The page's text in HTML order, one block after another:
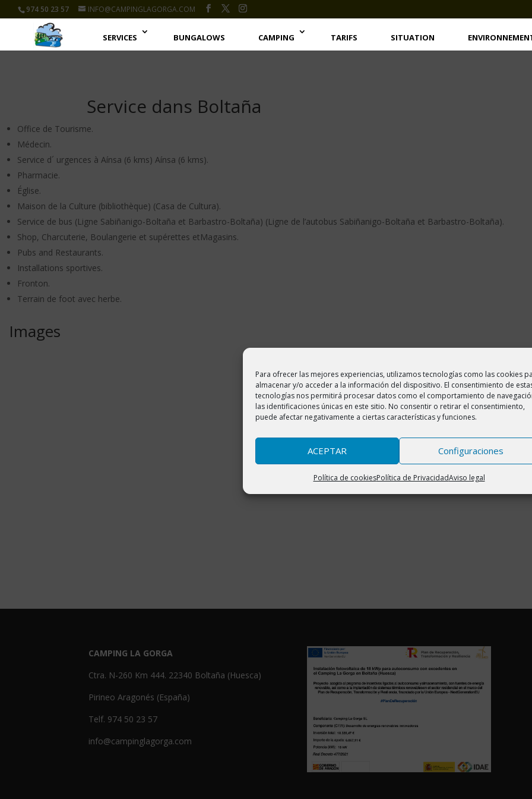
Para ofrecer las mejores experiencias, utilizamos tecnologías como las cookies
almacenar y/o acceder a la información del dispositivo. El consentimiento de
tecnologías nos permitirá procesar datos como el comportamiento de
las identificaciones únicas en este sitio. No consentir o retirar el consentimiento,
puede afectar negativamente a ciertas características y funciones.
ACEPTAR Configuraciones
Política de cookiesPolítica de PrivacidadAviso legal
974 50 23 57 INFO@CAMPINGLAGORGA.COM
SERVICES BUNGALOWS CAMPING TARIFS SITUATION
Service dans Boltaña
Office de Tourisme.
Médecin.
Service d´ urgences à Aínsa (6 kms) Aínsa (6 kms).
Pharmacie.
Église.
Maison de la Culture (bibliothèque) (Casa de Cultura).
Service de bus (Ligne Sabiñanigo-Boltaña et Barbastro-Boltaña) (Ligne de l’autobus Sabiñanigo-Boltaña et Barbastro-Boltaña).
Shop, Charcuterie, Boulangerie et supérettes etMagasins.
Pubs and Restaurants.
Installations sportives.
Fronton.
Terrain de foot avec herbe.
Images
CAMPING LA GORGA
Ctra. N-260 Km 444. 22340 Boltaña (Huesca)
Pirineo Aragonés (España)
Telf. 974 50 23 57
info@campinglagorga.com